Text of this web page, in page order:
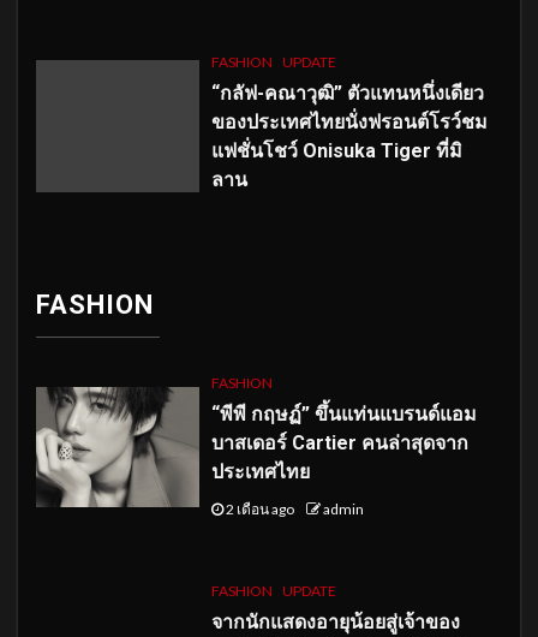
FASHION UPDATE
“กลัฟ-คณาวุฒิ” ตัวแทนหนึ่งเดียว
ของประเทศไทยนั่งฟรอนต์โรว์ชม
แฟชั่นโชว์ Onisuka Tiger ที่มิ
ลาน
FASHION
FASHION
“พีพี กฤษฏ์” ขึ้นแท่นแบรนด์แอม
บาสเดอร์ Cartier คนล่าสุดจาก
ประเทศไทย
2 เดือน ago admin
FASHION UPDATE
จากนักแสดงอายุน้อยสู่เจ้าของ